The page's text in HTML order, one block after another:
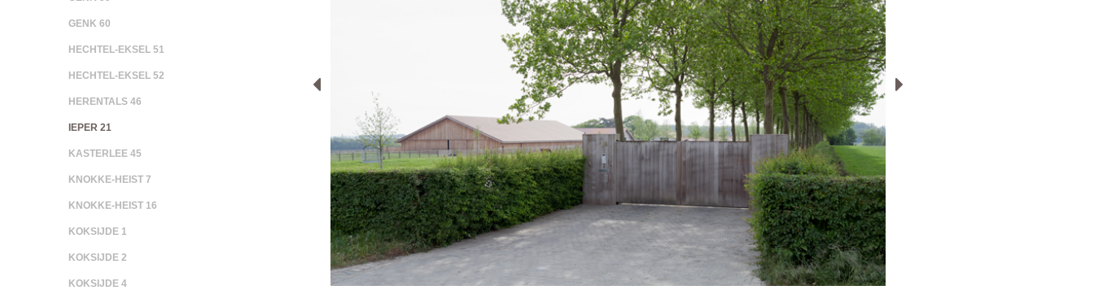
GENK 60
HECHTEL-EKSEL 51
HECHTEL-EKSEL 52
HERENTALS 46
IEPER 21
KASTERLEE 45
KNOKKE-HEIST 7
KNOKKE-HEIST 16
KOKSIJDE 1
KOKSIJDE 2
KOKSIJDE 4